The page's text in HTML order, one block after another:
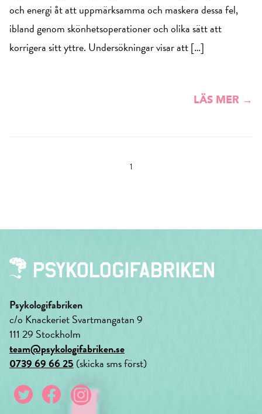
och energi åt att uppmärksamma och maskera dessa fel,
ibland genom skönhetsoperationer och olika sätt att
korrigera sitt yttre. Undersökningar visar att […]
LÄS MER →
1
Psykologifabriken
c/o Knackeriet Svartmangatan 9
111 29 Stockholm
team@psykologifabriken.se
0739 69 66 25 (skicka sms först)